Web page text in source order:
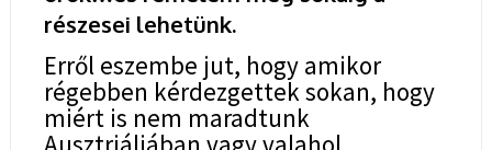
részesei lehetünk.
Erről eszembe jut, hogy amikor
régebben kérdezgettek sokan, hogy
miért is nem maradtunk
Ausztriáliában vagy valahol